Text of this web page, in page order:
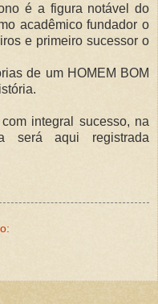
é a figura notável do
acadêmico fundador o
e primeiro sucessor o
de um HOMEM BOM
integral sucesso, na
será aqui registrada